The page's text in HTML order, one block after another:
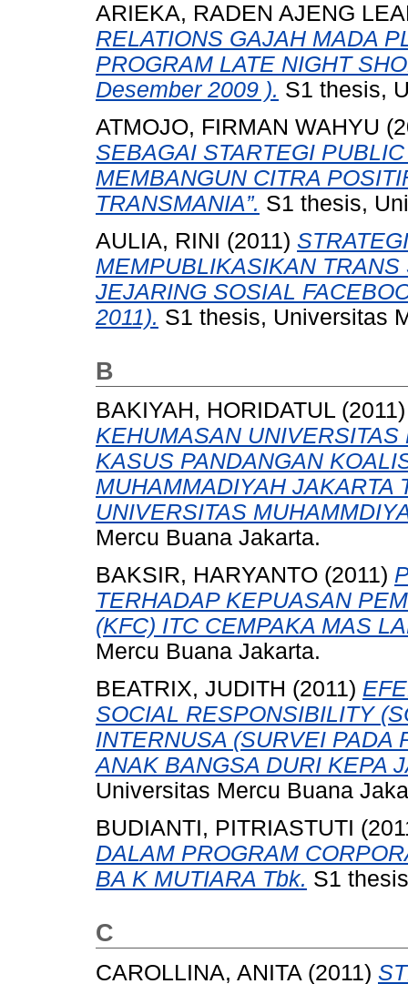
ARIEKA, RADEN AJENG
RELATIONS GAJAH MADA
PROGRAM LATE NIGHT
Desember 2009 ). S1 thesis,
ATMOJO, FIRMAN WAHYU
SEBAGAI STARTEGI
MEMBANGUN CITRA
TRANSMANIA”. S1 thesis,
AULIA, RINI (2011)
MEMPUBLIKASIKAN
JEJARING SOSIAL
2011). S1 thesis, Universitas
B
BAKIYAH, HORIDATUL
KEHUMASAN
KASUS PANDANGAN
MUHAMMADIYAH JAKARTA
UNIVERSITAS
Mercu Buana Jakarta.
BAKSIR, HARYANTO (2011)
TERHADAP KEPUASAN
(KFC) ITC CEMPAKA MAS
Mercu Buana Jakarta.
BEATRIX, JUDITH (2011)
SOCIAL RESPONSIBILITY
INTERNUSA (SURVEI PADA
ANAK BANGSA DURI KEPA
Universitas Mercu Buana
BUDIANTI, PITRIASTUTI
DALAM PROGRAM
BA K MUTIARA Tbk. S1
C
CAROLLINA, ANITA (2011)